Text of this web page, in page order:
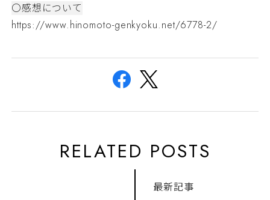
〇感想について
https://www.hinomoto-genkyoku.net/6778-2/
RELATED POSTS
最新記事